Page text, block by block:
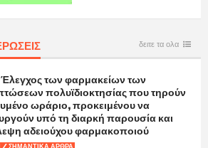
δειτε τα ολα
των φαρμακείων των
πολυϊδιοκτησίας που τηρούν
ωράριο, προκειμένου να
υπό τη διαρκή παρουσία και
αδειούχου φαρμακοποιού